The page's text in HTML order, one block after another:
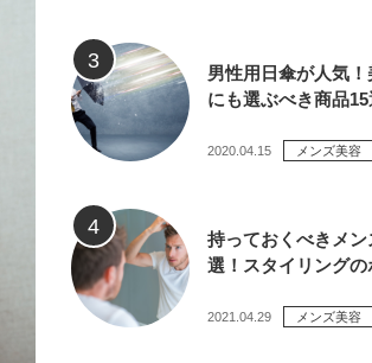
男性用日傘が人気
にも選ぶべき商品15
2020.04.15 メンズ美容
持っておくべきメ
選！スタイリングの
2021.04.29 メンズ美容